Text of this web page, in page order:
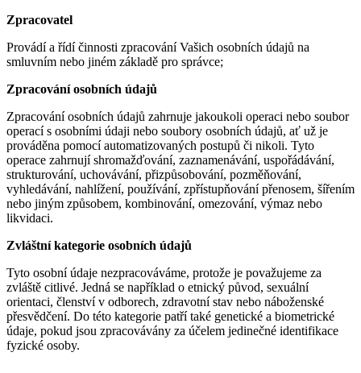
Zpracovatel
Provádí a řídí činnosti zpracování Vašich osobních údajů na
smluvním nebo jiném základě pro správce;
Zpracování osobních údajů
Zpracování osobních údajů zahrnuje jakoukoli operaci nebo soubor
operací s osobními údaji nebo soubory osobních údajů, ať už je
prováděna pomocí automatizovaných postupů či nikoli. Tyto
operace zahrnují shromažďování, zaznamenávání, uspořádávání,
strukturování, uchovávání, přizpůsobování, pozměňování,
vyhledávání, nahlížení, používání, zpřístupňování přenosem, šířením
nebo jiným způsobem, kombinování, omezování, výmaz nebo
likvidaci.
Zvláštní kategorie osobních údajů
Tyto osobní údaje nezpracováváme, protože je považujeme za
zvláště citlivé. Jedná se například o etnický původ, sexuální
orientaci, členství v odborech, zdravotní stav nebo náboženské
přesvědčení. Do této kategorie patří také genetické a biometrické
údaje, pokud jsou zpracovávány za účelem jedinečné identifikace
fyzické osoby.